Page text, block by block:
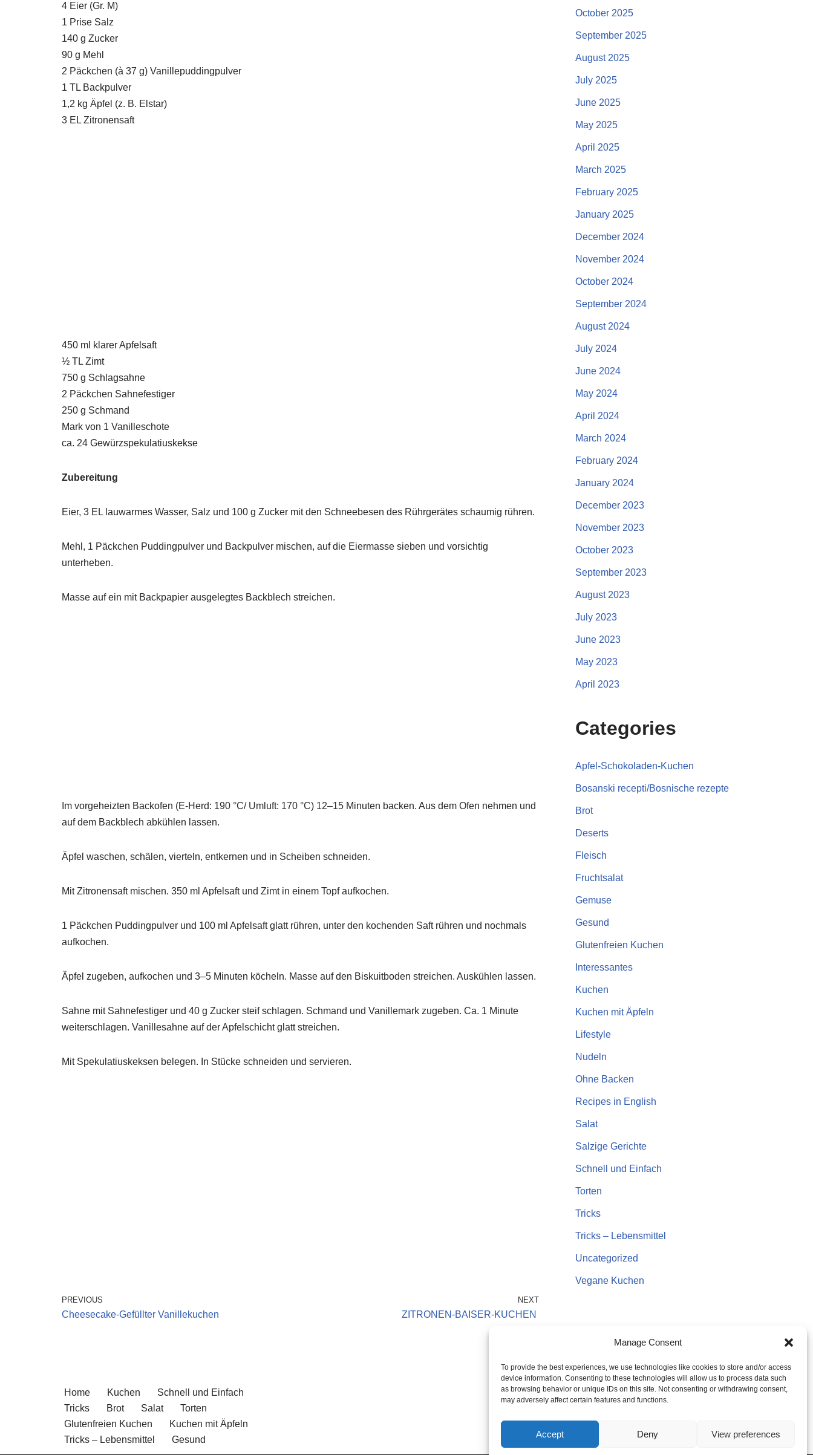
Manage Consent
To provide the best experiences, we use technologies like cookies to store and/or access
device information. Consenting to these technologies will allow us to process data such
as browsing behavior or unique IDs on this site. Not consenting or withdrawing consent,
may adversely affect certain features and functions.
Accept Deny View preferences
4 Eier (Gr. M)
1 Prise Salz
140 g Zucker
90 g Mehl
2 Päckchen (à 37 g) Vanillepuddingpulver
1 TL Backpulver
1,2 kg Äpfel (z. B. Elstar)
3 EL Zitronensaft
450 ml klarer Apfelsaft
½ TL Zimt
750 g Schlagsahne
2 Päckchen Sahnefestiger
250 g Schmand
Mark von 1 Vanilleschote
ca. 24 Gewürzspekulatiuskekse
Zubereitung
Eier, 3 EL lauwarmes Wasser, Salz und 100 g Zucker mit den Schneebesen des Rührgerätes schaumig rühren.
Mehl, 1 Päckchen Puddingpulver und Backpulver mischen, auf die Eiermasse sieben und vorsichtig
unterheben.
Masse auf ein mit Backpapier ausgelegtes Backblech streichen.
Im vorgeheizten Backofen (E-Herd: 190 °C/ Umluft: 170 °C) 12–15 Minuten backen. Aus dem Ofen nehmen und
auf dem Backblech abkühlen lassen.
Äpfel waschen, schälen, vierteln, entkernen und in Scheiben schneiden.
Mit Zitronensaft mischen. 350 ml Apfelsaft und Zimt in einem Topf aufkochen.
1 Päckchen Puddingpulver und 100 ml Apfelsaft glatt rühren, unter den kochenden Saft rühren und nochmals
aufkochen.
Äpfel zugeben, aufkochen und 3–5 Minuten köcheln. Masse auf den Biskuitboden streichen. Auskühlen lassen.
Sahne mit Sahnefestiger und 40 g Zucker steif schlagen. Schmand und Vanillemark zugeben. Ca. 1 Minute
weiterschlagen. Vanillesahne auf der Apfelschicht glatt streichen.
Mit Spekulatiuskeksen belegen. In Stücke schneiden und servieren.
PREVIOUS
Cheesecake-Gefüllter Vanillekuchen
NEXT
ZITRONEN-BAISER-KUCHEN
October 2025
September 2025
August 2025
July 2025
June 2025
May 2025
April 2025
March 2025
February 2025
January 2025
December 2024
November 2024
October 2024
September 2024
August 2024
July 2024
June 2024
May 2024
April 2024
March 2024
February 2024
January 2024
December 2023
November 2023
October 2023
September 2023
August 2023
July 2023
June 2023
May 2023
April 2023
Categories
Apfel-Schokoladen-Kuchen
Bosanski recepti/Bosnische rezepte
Brot
Deserts
Fleisch
Fruchtsalat
Gemuse
Gesund
Glutenfreien Kuchen
Interessantes
Kuchen
Kuchen mit Äpfeln
Lifestyle
Nudeln
Ohne Backen
Recipes in English
Salat
Salzige Gerichte
Schnell und Einfach
Torten
Tricks
Tricks – Lebensmittel
Uncategorized
Vegane Kuchen
Home Kuchen
Schnell und Einfach
Tricks
Brot Salat
Torten
Glutenfreien Kuchen
Kuchen mit Äpfeln
Tricks – Lebensmittel
Gesund